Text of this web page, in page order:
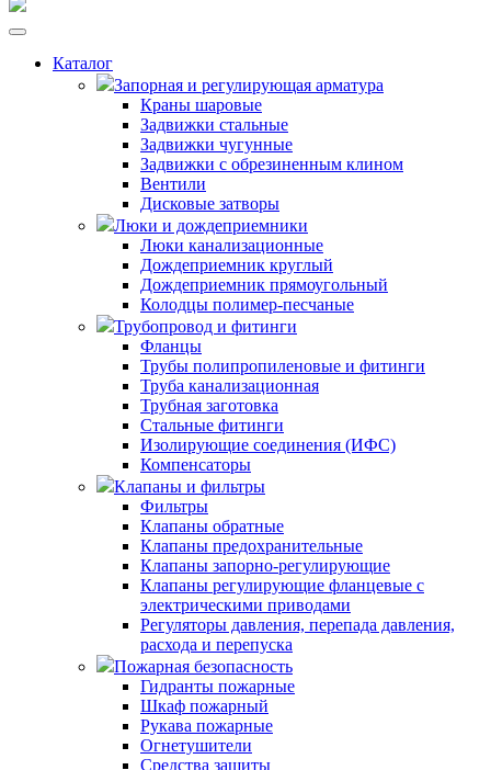
Каталог
Запорная и регулирующая арматура
Краны шаровые
Задвижки стальные
Задвижки чугунные
Задвижки с обрезиненным клином
Вентили
Дисковые затворы
Люки и дождеприемники
Люки канализационные
Дождеприемник круглый
Дождеприемник прямоугольный
Колодцы полимер-песчаные
Трубопровод и фитинги
Фланцы
Трубы полипропиленовые и фитинги
Труба канализационная
Трубная заготовка
Стальные фитинги
Изолирующие соединения (ИФС)
Компенсаторы
Клапаны и фильтры
Фильтры
Клапаны обратные
Клапаны предохранительные
Клапаны запорно-регулирующие
Клапаны регулирующие фланцевые с
электрическими приводами
Регуляторы давления, перепада давления,
расхода и перепуска
Пожарная безопасность
Гидранты пожарные
Шкаф пожарный
Рукава пожарные
Огнетушители
Средства защиты